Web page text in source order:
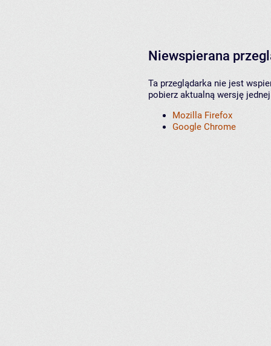
Niewspierana
Ta przeglądarka nie jest
pobierz aktualną wersję
Mozilla Firefox
Google Chrome